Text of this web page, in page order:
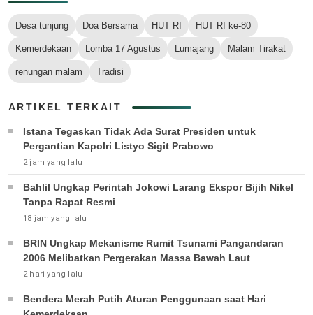
Desa tunjung Doa Bersama HUT RI HUT RI ke-80
Kemerdekaan Lomba 17 Agustus Lumajang Malam Tirakat
renungan malam Tradisi
ARTIKEL TERKAIT
Istana Tegaskan Tidak Ada Surat Presiden untuk
Pergantian Kapolri Listyo Sigit Prabowo
2 jam yang lalu
Bahlil Ungkap Perintah Jokowi Larang Ekspor Bijih Nikel
Tanpa Rapat Resmi
18 jam yang lalu
BRIN Ungkap Mekanisme Rumit Tsunami Pangandaran
2006 Melibatkan Pergerakan Massa Bawah Laut
2 hari yang lalu
Bendera Merah Putih Aturan Penggunaan saat Hari